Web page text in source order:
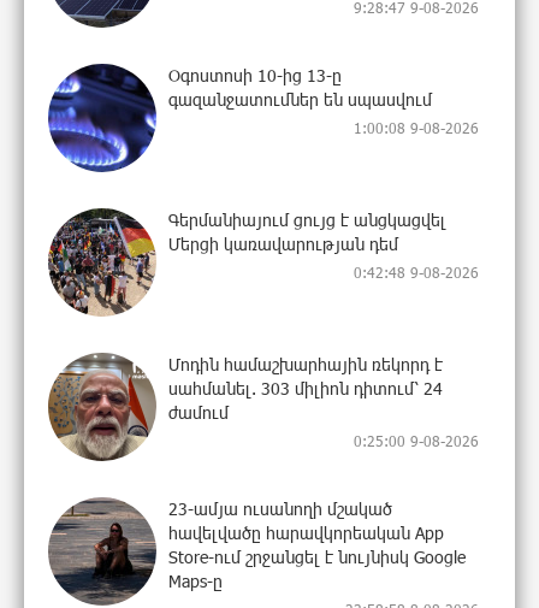
9:28:47 9-08-2026
Օգոստոսի 10-ից 13-ը
գազանջատումներ են սպասվում
1:00:08 9-08-2026
Գերմանիայում ցույց է անցկացվել
Մերցի կառավարության դեմ
0:42:48 9-08-2026
Մոդին համաշխարհային ռեկորդ է
սահմանել. 303 միլիոն դիտում՝ 24
ժամում
0:25:00 9-08-2026
23-ամյա ուսանողի մշակած
հավելվածը հարավկորեական App
Store-ում շրջանցել է նույնիսկ Google
Maps-ը